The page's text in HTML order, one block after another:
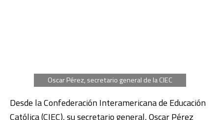
Oscar Pérez, secretario general de la CIEC
Desde la Confederación Interamericana de Educación
Católica (CIEC), su secretario general, Oscar Pérez